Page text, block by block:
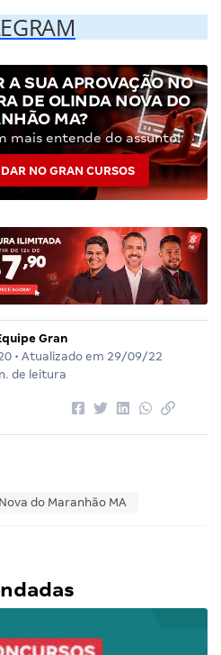
A SUA APROVAÇÃO NO
DE OLINDA NOVA DO
MA?
mais entende do assunto!
NO GRAN CURSOS
Gran
• Atualizado em 29/09/22
de leitura
do Maranhão MA